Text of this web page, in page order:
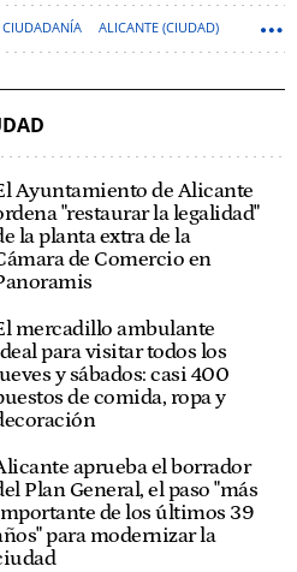
ALICANTE (CIUDAD)
Ayuntamiento de Alicante
"restaurar la legalidad"
la planta extra de la
de Comercio en
mercadillo ambulante
para visitar todos los
y sábados: casi 400
de comida, ropa y
aprueba el borrador
Plan General, el paso "más
de los últimos 39
para modernizar la